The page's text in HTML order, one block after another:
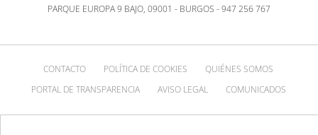
PARQUE EUROPA 9 BAJO, 09001 - BURGOS - 947 256 767
CONTACTO POLÍTICA DE COOKIES
QUIÉNES SOMOS
PORTAL DE TRANSPARENCIA
AVISO LEGAL COMUNICADOS